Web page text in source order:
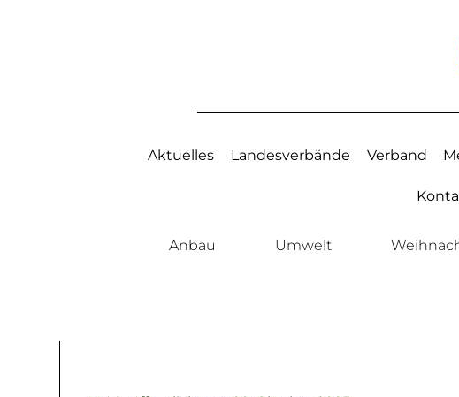
Aktuelles Landesverbände Verband
Anbau Umwelt